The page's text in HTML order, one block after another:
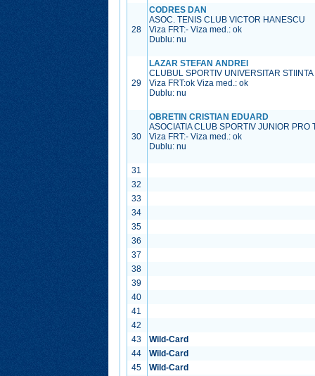
28
CODRES DAN
ASOC. TENIS CLUB VICTOR HANESCU
Viza FRT:- Viza med.:ok
Dublu: nu
29
LAZAR STEFAN ANDREI
CLUBUL SPORTIV UNIVERSITAR
Viza FRT:ok Viza med.:ok
Dublu: nu
30
OBRETIN CRISTIAN EDUARD
ASOCIATIA CLUB SPORTIV JUNIOR PRO
Viza FRT:- Viza med.:ok
Dublu: nu
31
32
33
34
35
36
37
38
39
40
41
42
43
Wild-Card
44
Wild-Card
45
Wild-Card